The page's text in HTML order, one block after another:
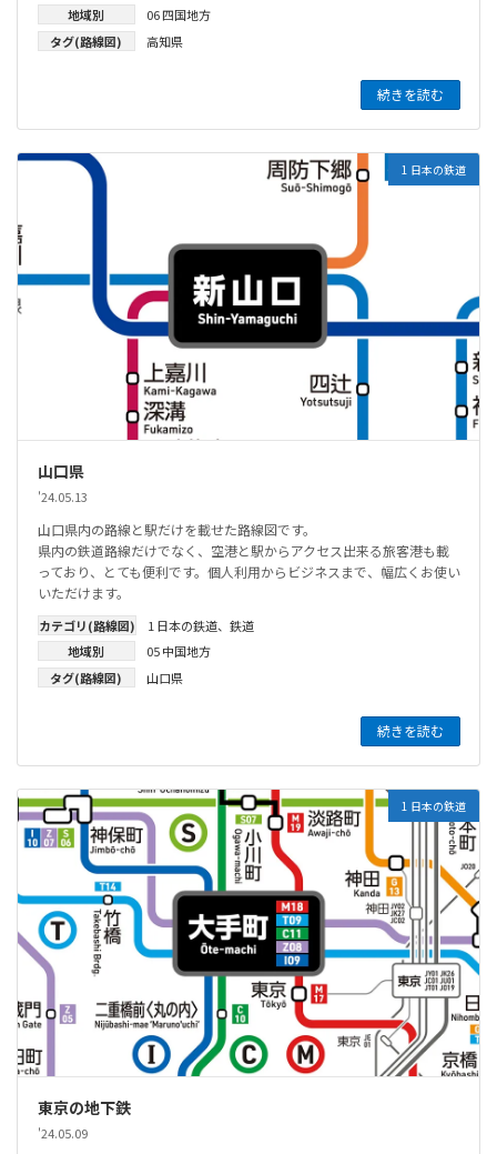
地域別
06 四国地方
タグ(路線図)
高知県
続きを読む
1 日本の鉄道
山口県
'24.05.13
山口県内の路線と駅だけを載せた路線図です。
県内の鉄道路線だけでなく、空港と駅からアクセス出来る旅客港も載
っており、とても便利です。個人利用からビジネスまで、幅広くお使い
いただけます。
カテゴリ(路線図) 1 日本の鉄道、 鉄道
地域別
05 中国地方
タグ(路線図)
山口県
続きを読む
1 日本の鉄道
東京の地下鉄
'24.05.09